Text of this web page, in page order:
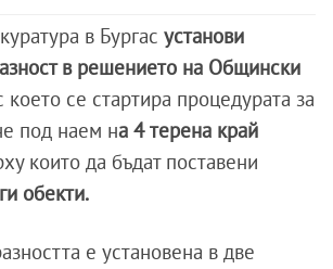
в Бургас установи
в решението на Общински
което се стартира процедурата за
под наем на 4 терена край
които да бъдат поставени
обекти.
е установена в две